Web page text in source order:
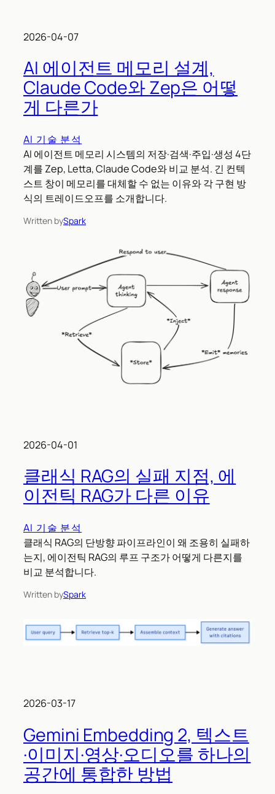
2026-04-07
AI 에이전트 메모리 설계,
Claude Code와 Zep은 어떻
게 다른가
AI 기술 분석
AI 에이전트 메모리 시스템의 저장·검색·주입·생성 4단
계를 Zep, Letta, Claude Code와 비교 분석. 긴 컨텍
스트 창이 메모리를 대체할 수 없는 이유와 각 구현 방
식의 트레이드오프를 소개합니다.
Written bySpark
2026-04-01
클래식 RAG의 실패 지점, 에
이전틱 RAG가 다른 이유
AI 기술 분석
클래식 RAG의 단방향 파이프라인이 왜 조용히 실패하
는지, 에이전틱 RAG의 루프 구조가 어떻게 다른지를
비교 분석합니다.
Written bySpark
2026-03-17
Gemini Embedding 2, 텍스트
·이미지·영상·오디오를 하나의
공간에 통합한 방법